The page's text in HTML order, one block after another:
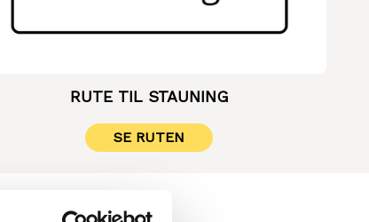
RUTE TIL STAUNING
SE RUTEN